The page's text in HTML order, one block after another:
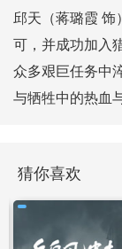
邱天（蒋璐霞 饰
可，并成功加入
众多艰巨任务中
与牺牲中的热血
猜你喜欢